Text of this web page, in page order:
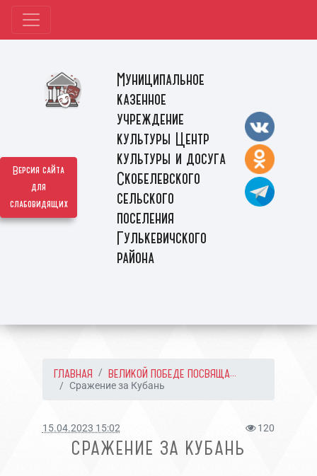
Версия сайта
для
слабовидящих
Муниципальное
казенное
учреждение
культуры Центр
культуры и досуга
Скобелевского
сельского
поселения
Гулькевичского
района
ГЛАВНАЯ ВЕЛИКОЙ ПОБЕДЕ ПОСВЯЩА...
Сражение за Кубань
15.04.2023 15:02 120
СРАЖЕНИЕ ЗА КУБАНЬ